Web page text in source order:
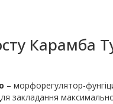
Карамба
– морфорегулятор-
закладання